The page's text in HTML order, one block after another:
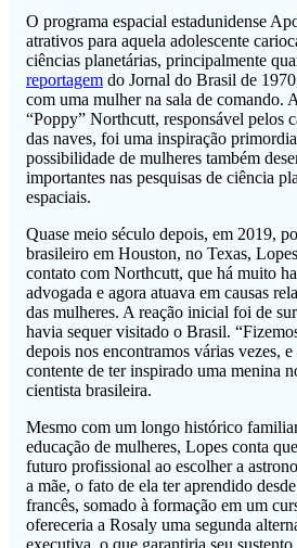
O programa espacial estadunidense
atrativos para aquela adolescente
ciências planetárias, principalmente
reportagem do Jornal do Brasil de
com uma mulher na sala de comando.
“Poppy” Northcutt, responsável pelos
das naves, foi uma inspiração
possibilidade de mulheres também
importantes nas pesquisas de ciência
espaciais.
Quase meio século depois, em 2019,
brasileiro em Houston, no Texas,
contato com Northcutt, que há muito
advogada e agora atuava em causas
das mulheres. A reação inicial foi de
havia sequer visitado o Brasil.
depois nos encontramos várias vezes,
contente de ter inspirado uma menina
cientista brasileira.
Mesmo com um longo histórico
educação de mulheres, Lopes conta
futuro profissional ao escolher a
a mãe, o fato de ela ter aprendido
francês, somado à formação em um
ofereceria a Rosaly uma segunda
executiva, o que garantiria seu